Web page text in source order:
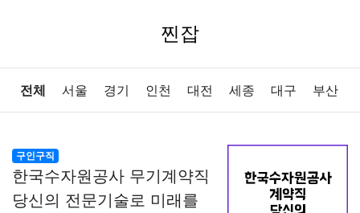
찐잡
전체 서울 경기 인천 대전 세종 대구 부산
전남 제주
구인구직
한국수자원공사 무기계약직
당신의 전문기술로 미래를